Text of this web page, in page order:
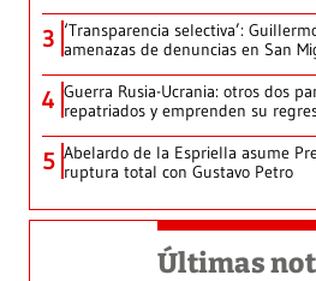
3 ‘Transparencia selectiva’:
amenazas de denuncias en San
4 Guerra Rusia-Ucrania: otros dos
repatriados y emprenden su
5 Abelardo de la Espriella asume
ruptura total con Gustavo Petro
Últimas